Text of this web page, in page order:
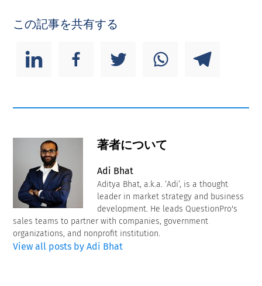
この記事を共有する
著者について
Adi Bhat
Aditya Bhat, a.k.a. ‘Adi’, is a thought
leader in market strategy and business
development. He leads QuestionPro's
sales teams to partner with companies, government
organizations, and nonprofit institution.
View all posts by Adi Bhat